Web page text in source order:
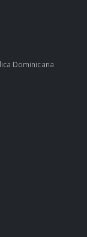
Dominicana